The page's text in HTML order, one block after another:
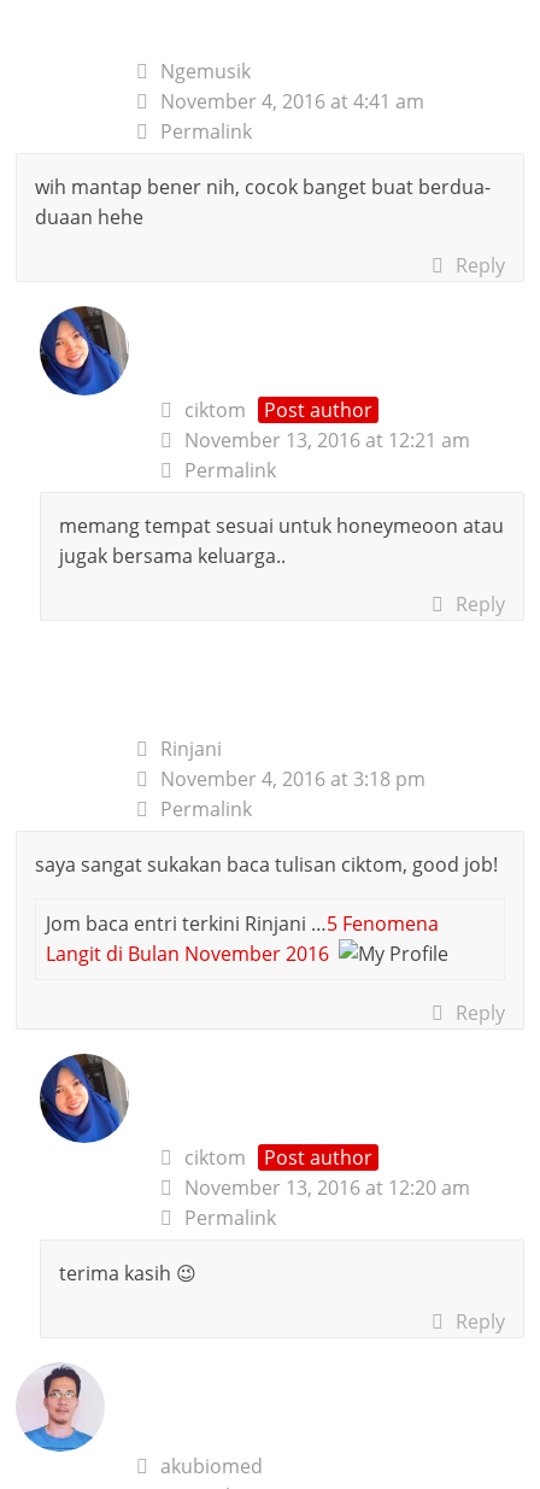
Ngemusik
November 4, 2016 at 4:41 am
Permalink
wih mantap bener nih, cocok banget buat berdua-
duaan hehe
Reply
ciktom
Post author
November 13, 2016 at 12:21 am
Permalink
memang tempat sesuai untuk honeymeoon atau
jugak bersama keluarga..
Reply
Rinjani
November 4, 2016 at 3:18 pm
Permalink
saya sangat sukakan baca tulisan ciktom, good job!
Jom baca entri terkini Rinjani …5 Fenomena
Langit di Bulan November 2016
Reply
ciktom
Post author
November 13, 2016 at 12:20 am
Permalink
terima kasih 😉
Reply
akubiomed